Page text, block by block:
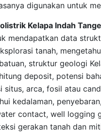
digunakan untuk
Kelapa Indah
mendapatkan data
tanah,
struktur geologi
deposit, potensi
situs, arca, fosil atau
kedalaman,
contact, well logging
gerakan tanah dan